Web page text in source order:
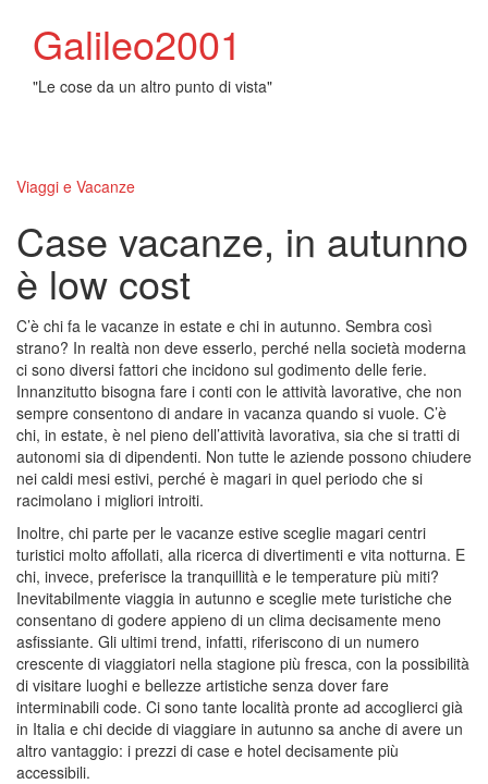
Galileo2001
"Le cose da un altro punto di vista"
Viaggi e Vacanze
Case vacanze, in autunno
è low cost
C’è chi fa le vacanze in estate e chi in autunno. Sembra così
strano? In realtà non deve esserlo, perché nella società moderna
ci sono diversi fattori che incidono sul godimento delle ferie.
Innanzitutto bisogna fare i conti con le attività lavorative, che non
sempre consentono di andare in vacanza quando si vuole. C’è
chi, in estate, è nel pieno dell’attività lavorativa, sia che si tratti di
autonomi sia di dipendenti. Non tutte le aziende possono chiudere
nei caldi mesi estivi, perché è magari in quel periodo che si
racimolano i migliori introiti.
Inoltre, chi parte per le vacanze estive sceglie magari centri
turistici molto affollati, alla ricerca di divertimenti e vita notturna. E
chi, invece, preferisce la tranquillità e le temperature più miti?
Inevitabilmente viaggia in autunno e sceglie mete turistiche che
consentano di godere appieno di un clima decisamente meno
asfissiante. Gli ultimi trend, infatti, riferiscono di un numero
crescente di viaggiatori nella stagione più fresca, con la possibilità
di visitare luoghi e bellezze artistiche senza dover fare
interminabili code. Ci sono tante località pronte ad accoglierci già
in Italia e chi decide di viaggiare in autunno sa anche di avere un
altro vantaggio: i prezzi di case e hotel decisamente più
accessibili.